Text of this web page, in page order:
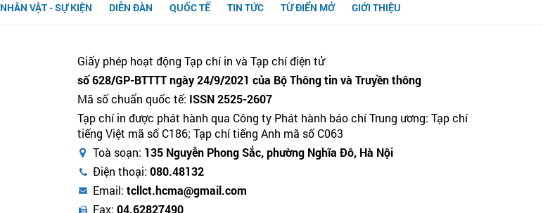
NHÂN VẬT - SỰ KIỆN DIỄN ĐÀN QUỐC TẾ TIN TỨC TỪ ĐIỂN MỞ GIỚI THIỆU
Giấy phép hoạt động Tạp chí in và Tạp chí điện tử
số 628/GP-BTTTT ngày 24/9/2021 của Bộ Thông tin và Truyền thông
Mã số chuẩn quốc tế: ISSN 2525-2607
Tạp chí in được phát hành qua Công ty Phát hành báo chí Trung ương: Tạp chí
tiếng Việt mã số C186; Tạp chí tiếng Anh mã số C063
Toà soạn: 135 Nguyễn Phong Sắc, phường Nghĩa Đô, Hà Nội
Điện thoại: 080.48132
Email: tcllct.hcma@gmail.com
Fax: 04.62827490